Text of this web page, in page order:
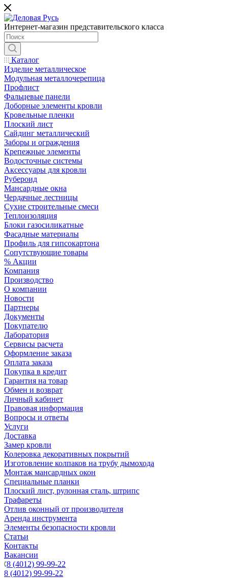
Интернет-магазин представительского класса
Каталог
Изделие металлическое
Модульная металлочерепица
Профлист
Фальцевые панели
Доборные элементы кровли
Кровельные пленки
Плоский лист
Сайдинг металлический
Заборы и ограждения
Крепежные элементы
Водосточные системы
Аксессуары для кровли
Рубероид
Мансардные окна
Чердачные лестницы
Сухие строительные смеси
Теплоизоляция
Блоки газосиликатные
Фасадные материалы
Профиль для гипсокартона
Сопутствующие товары
% Акции
Компания
Производство
О компании
Новости
Партнеры
Документы
Покупателю
Лаборатория
Сервисы расчета
Оформление заказа
Оплата заказа
Покупка в кредит
Гарантия на товар
Обмен и возврат
Личный кабинет
Правовая информация
Вопросы и ответы
Услуги
Доставка
Замер кровли
Колеровка декоративных покрытий
Изготовление колпаков на трубу дымохода
Монтаж мансардных окон
Специальные планки
Плоский лист, рулонная сталь, штрипс
Трафареты
Отлив оконный от производителя
Аренда инструмента
Элементы безопасности кровли
Статьи
Контакты
Вакансии
8 (4012) 99-99-22
8 (4012) 99-99-22